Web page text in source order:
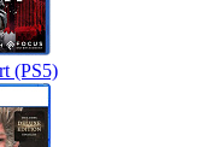
(PS5)